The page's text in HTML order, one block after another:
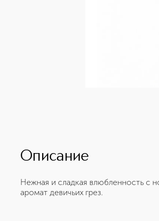
Описание
Нежная и сладкая влюбленность с
аромат девичьих грез.